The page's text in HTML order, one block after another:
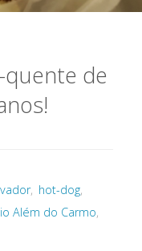
de
, hot-dog,
Além do Carmo,